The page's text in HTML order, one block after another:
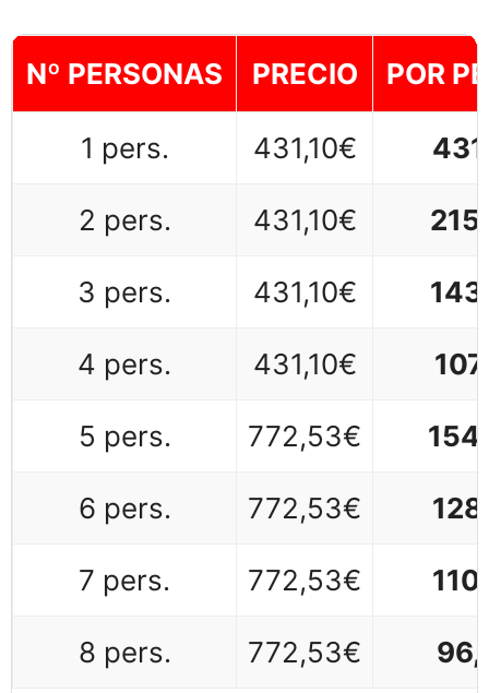
Nº PERSONAS PRECIO POR
1 pers. 431,10€
2 pers. 431,10€
3 pers. 431,10€
4 pers. 431,10€
5 pers. 772,53€
6 pers. 772,53€
7 pers. 772,53€
8 pers. 772,53€